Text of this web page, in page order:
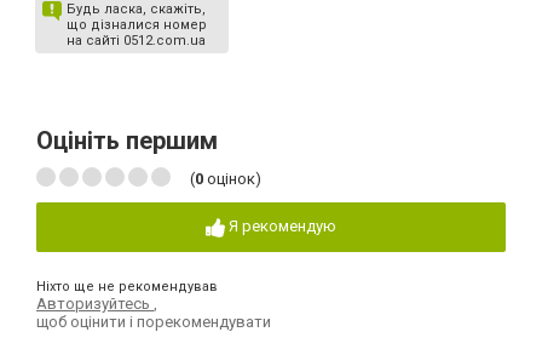
Будь ласка, скажіть,
що дізналися номер
на сайті 0512.com.ua
Оцініть першим
(0 оцінок)
Я рекомендую
Ніхто ще не рекомендував
Авторизуйтесь
щоб оцінити і порекомендувати